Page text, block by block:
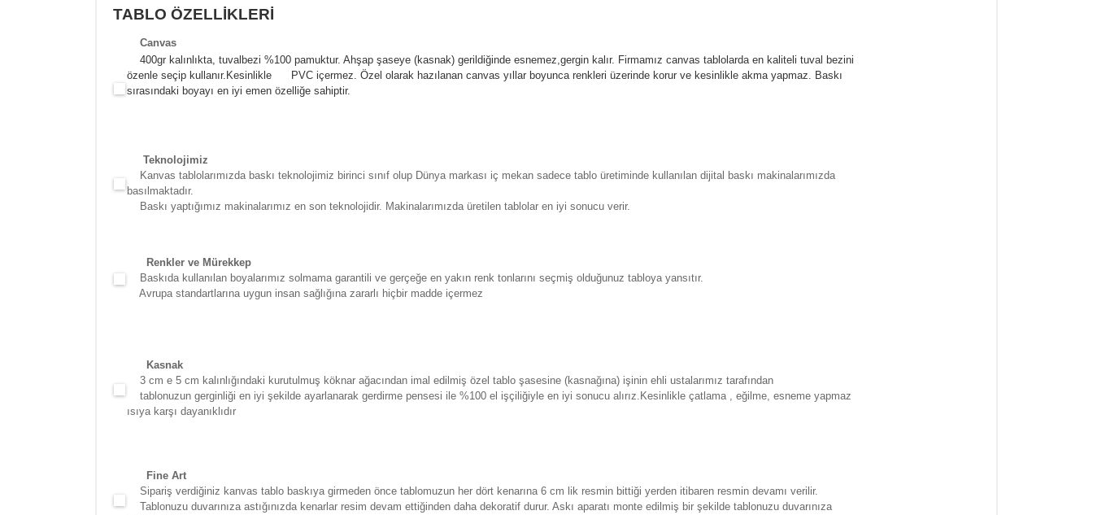
TABLO ÖZELLİKLERİ
Canvas
400gr kalınlıkta, tuvalbezi %100 pamuktur. Ahşap şaseye (kasnak) gerildiğinde esnemez,gergin kalır. Firmamız canvas tablolarda en kaliteli tuval bezini
özenle seçip kullanır. Kesinlikle PVC içermez. Özel olarak hazılanan canvas yıllar boyunca renkleri üzerinde korur ve kesinlikle akma yapmaz. Baskı
sırasındaki boyayı en iyi emen özelliğe sahiptir.
Teknolojimiz
Kanvas tablolarımızda baskı teknolojimiz birinci sınıf olup Dünya markası iç mekan sadece tablo üretiminde kullanılan dijital baskı makinalarımızda
basılmaktadır.
Baskı yaptığımız makinalarımız en son teknolojidir. Makinalarımızda üretilen tablolar en iyi sonucu verir.
Renkler ve Mürekkep
Baskıda kullanılan boyalarımız solmama garantili ve gerçeğe en yakın renk tonlarını seçmiş olduğunuz tabloya yansıtır.
Avrupa standartlarına uygun insan sağlığına zararlı hiçbir madde içermez
Kasnak
3 cm e 5 cm kalınlığındaki kurutulmuş köknar ağacından imal edilmiş özel tablo şasesine (kasnağına) işinin ehli ustalarımız tarafından
tablonuzun gerginliği en iyi şekilde ayarlanarak gerdirme pensesi ile %100 el işçiliğiyle en iyi sonucu alırız.Kesinlikle çatlama , eğilme, esneme yapmaz
ısıya karşı dayanıklıdır
Fine Art
Sipariş verdiğiniz kanvas tablo baskıya girmeden önce tablomuzun her dört kenarına 6 cm lik resmin bittiği yerden itibaren resmin devamı verilir.
Tablonuzu duvarınıza astığınızda kenarlar resim devam ettiğinden daha dekoratif durur. Askı aparatı monte edilmiş bir şekilde tablonuzu duvarınıza